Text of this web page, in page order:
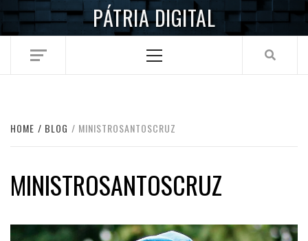
Skip
PÁTRIA DIGITAL
Menu
HOME BLOG MINISTROSANTOSCRUZ
MINISTROSANTOSCRUZ